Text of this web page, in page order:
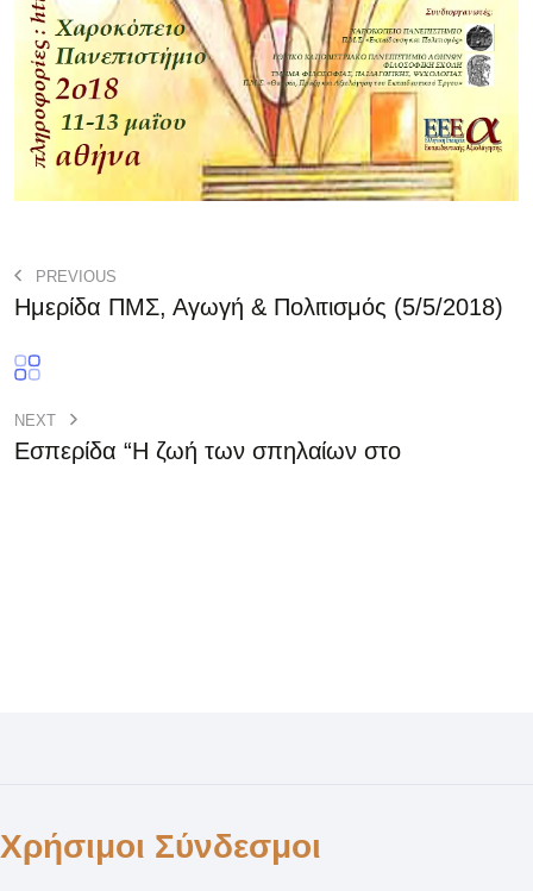
PREVIOUS
Ημερίδα ΠΜΣ, Αγωγή & Πολιτισμός (5/5/2018)
NEXT
Εσπερίδα “Η ζωή των σπηλαίων στο
Χρήσιμοι Σύνδεσμοι